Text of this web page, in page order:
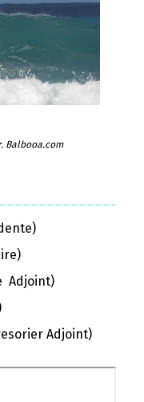
Balbooa.com
Adjoint)
Adjoint)